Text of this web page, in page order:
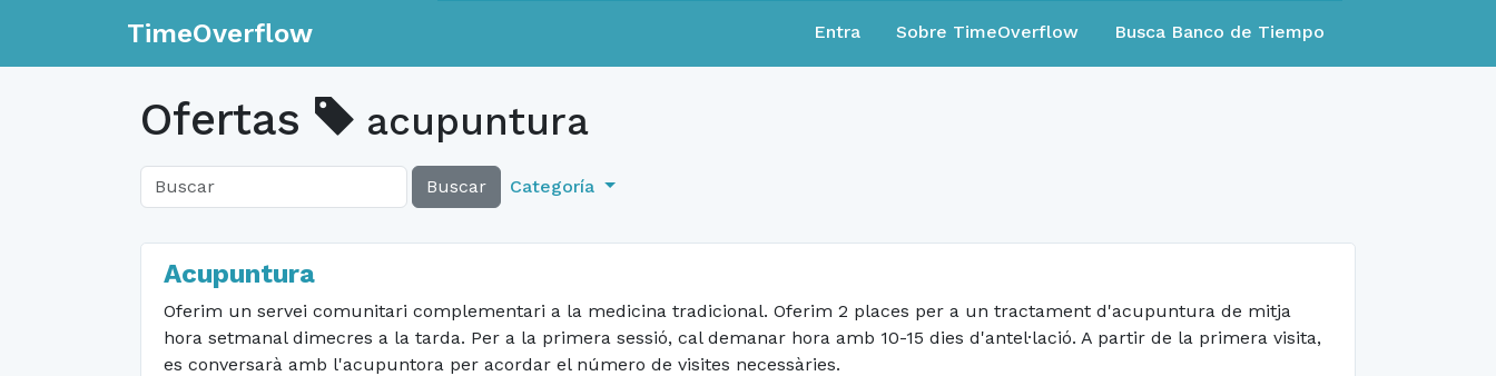
TimeOverflow Entra Sobre TimeOverflow Busca Banco de Tiempo
Ofertas acupuntura
Buscar Categoría
Acupuntura
Oferim un servei comunitari complementari a la medicina tradicional. Oferim 2 places per a un tractament d'acupuntura de mitja
hora setmanal dimecres a la tarda. Per a la primera sessió, cal demanar hora amb 10-15 dies d'antel·lació. A partir de la primera visita,
es conversarà amb l'acupuntora per acordar el número de visites necessàries.